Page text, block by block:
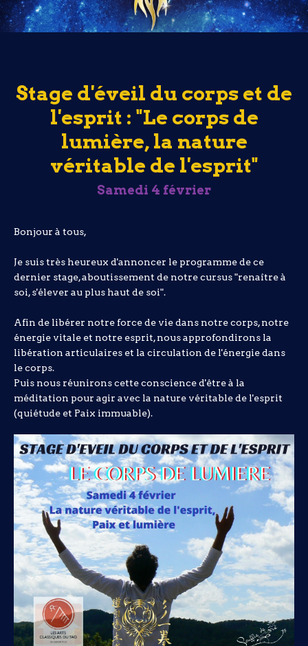
Stage d'éveil du corps et de
l'esprit : "Le corps de
lumière, la nature
véritable de l'esprit"
Samedi 4 février
Bonjour à tous,
Je suis très heureux d'annoncer le programme de ce
dernier stage, aboutissement de notre cursus "renaître à
soi, s'élever au plus haut de soi".
Afin de libérer notre force de vie dans notre corps, notre
énergie vitale et notre esprit, nous approfondirons la
libération articulaires et la circulation de l'énergie dans
le corps.
Puis nous réunirons cette conscience d'être à la
méditation pour agir avec la nature véritable de l'esprit
(quiétude et Paix immuable).